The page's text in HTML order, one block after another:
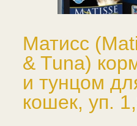
Матисс
& Tuna)
и тунцом
кошек, уп.